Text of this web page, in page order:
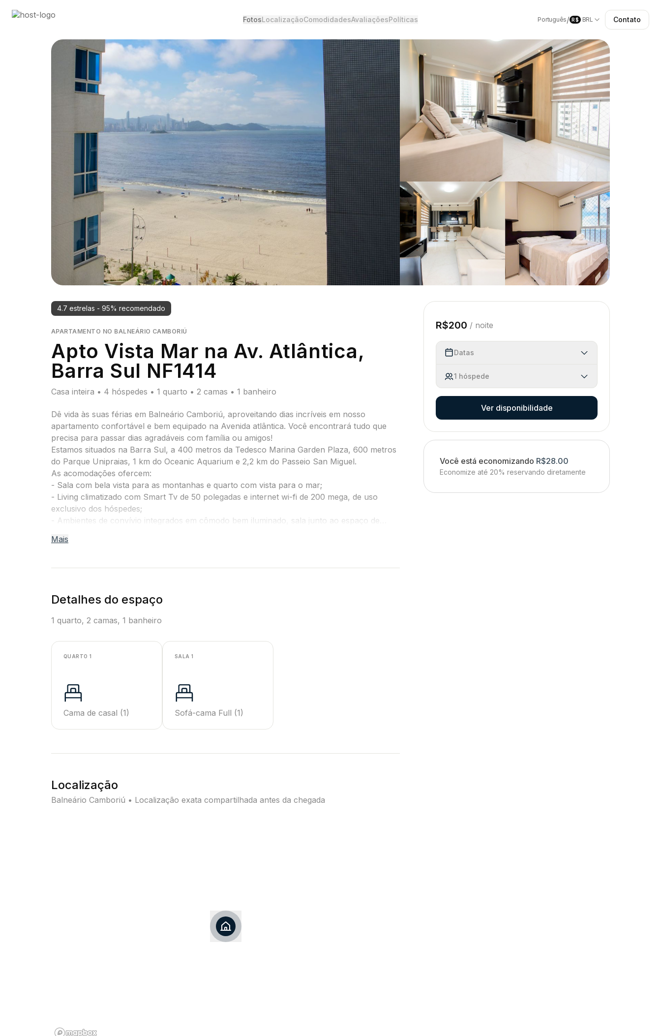
FotosLocalizaçãoComodidadesAvaliaçõesPolíticas Português/ R$ BRL Contato
4.7 estrelas - 95% recomendado
APARTAMENTO NO BALNEÁRIO CAMBORIÚ
Apto Vista Mar na Av. Atlântica,
Barra Sul NF1414
Casa inteira • 4 hóspedes • 1 quarto • 2 camas • 1 banheiro
Dê vida às suas férias em Balneário Camboriú, aproveitando dias incríveis em nosso
apartamento confortável e bem equipado na Avenida atlântica. Você encontrará tudo que
precisa para passar dias agradáveis com família ou amigos!
Estamos situados na Barra Sul, a 400 metros da Tedesco Marina Garden Plaza, 600 metros
do Parque Unipraias, 1 km do Oceanic Aquarium e 2,2 km do Passeio San Miguel.
As acomodações ofercem:
- Sala com bela vista para as montanhas e quarto com vista para o mar;
- Living climatizado com Smart Tv de 50 polegadas e internet wi-fi de 200 mega, de uso
exclusivo dos hóspedes;
- Ambientes de convívio integrados em cômodo bem iluminado, sala junto ao espaço de
- Cozinha equipada com utensílios e eletrodomésticos para preparar e servir suas refeições
- 1 quarto climatizado com cama de casal, Smart Tv + armários embutidos para guardar
- Há espaço para acomodar confortavelmente mais 2 hóspedes no sofá cama da sala;
- Área de serviço junto a cozinha, com máquina lava/seca e ferro para passar roupas.
Condomínio com elevador e 1 vaga de garagem sem demarcação fixa. Em caso de utilização
de vaga em gaveta é necessário deixar a chave na portaria para que o manobrista possa
Mais
Detalhes do espaço
1 quarto, 2 camas, 1 banheiro
QUARTO 1
Cama de casal (1)
SALA 1
Sofá-cama Full (1)
Localização
Balneário Camboriú • Localização exata compartilhada antes da chegada
R$200 / noite
Datas
1 hóspede
Ver disponibilidade
Você está economizando R$28.00
Economize até 20% reservando diretamente